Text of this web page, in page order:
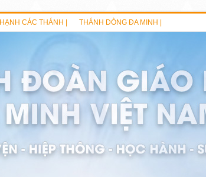
HẠNH CÁC THÁNH | THÁNH DÒNG ĐA MINH |